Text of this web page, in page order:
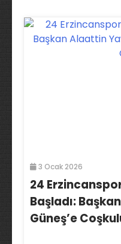
3 Ocak 2026
24
Başladı:
Güneş’e